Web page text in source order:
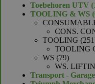
Toebehoren UTV
TOOLING & WS
CONS.
TOOLING 251
TOOLING
WS 7979
WS.
Transport -